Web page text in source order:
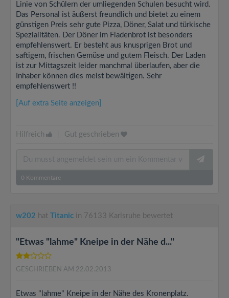
Linie von Schülern der umliegenden Schulen besucht wird.
Das Personal ist äußerst freundlich und bietet zu einem
günstigen Preis sehr gute Pizza, Döner, Salat und türkische
Spezialitäten. Der Döner im Fladenbrot ist besonders
empfehlenswert. Er besteht aus knusprigen Brot und
saftigem, frischen Gemüse und gutem Fleisch. Der Laden
ist zur Mittagszeit leider manchmal überlaufen, aber die
Inhaber können dies meist bewältigen. Sehr
empfehlenswert !!
[Auf extra Seite anzeigen]
Hilfreich Gut geschrieben
0 Kommentare
w202 hat Titanic in 76133 Karlsruhe bewertet
"Etwas "lahme" Kneipe in der Nähe d..."
GESCHRIEBEN AM 22.02.2013
Etwas "lahme" Kneipe in der Nähe des Kronenplatz.